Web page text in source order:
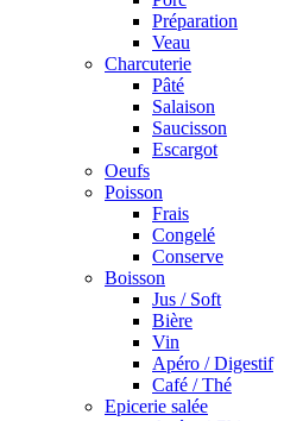
Préparation
Veau
Charcuterie
Pâté
Salaison
Saucisson
Escargot
Oeufs
Poisson
Frais
Congelé
Conserve
Boisson
Jus / Soft
Bière
Vin
Apéro / Digestif
Café / Thé
Epicerie salée